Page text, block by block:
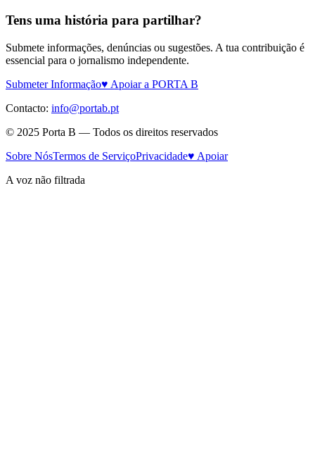
Tens uma história para partilhar?
Submete informações, denúncias ou sugestões. A tua contribuição é
essencial para o jornalismo independente.
Submeter Informação♥ Apoiar a PORTA B
Contacto: info@portab.pt
© 2025 Porta B — Todos os direitos reservados
Sobre NósTermos de ServiçoPrivacidade♥ Apoiar
A voz não filtrada